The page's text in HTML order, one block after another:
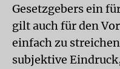
Gesetzgebers ein
gilt auch für den
einfach zu
subjektive